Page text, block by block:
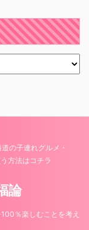
の子連れグルメ・
方法はコチラ
論
％楽しむことを考え